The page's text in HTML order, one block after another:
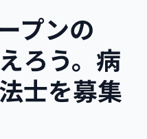
プンの
ろう。病
士を募集